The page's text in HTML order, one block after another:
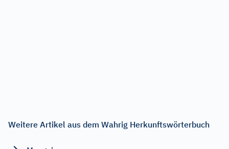
Weitere Artikel aus dem Wahrig Herkunftswörterbuch